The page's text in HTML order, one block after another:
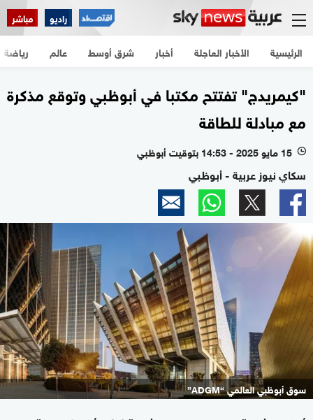
راديو مباشر
الرئيسية الأخبار العاجلة أخبار شرق أوسط عالم رياضة
"كيمريدج" تفتتح مكتبا في أبوظبي وتوقع مذكرة
مع مبادلة للطاقة
l 15 مايو 2025 - 14:53 بتوقيت أبوظبي
سكاي نيوز عربية - أبوظبي
سوق أبوظبي العالمي “ADGM”